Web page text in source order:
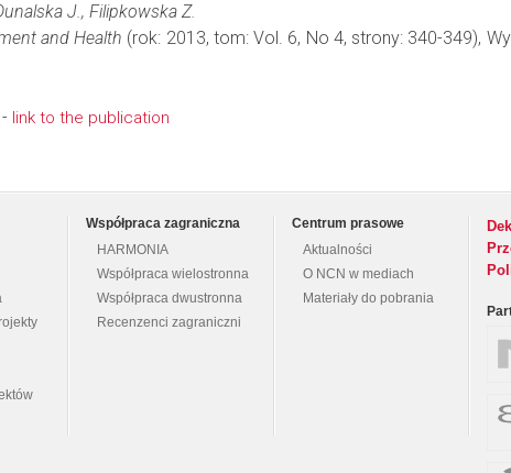
J., Filipkowska Z.
and Health (rok: 2013, tom: Vol. 6, No 4, strony: 340-349),
link to the publication
Współpraca zagraniczna
HARMONIA
Współpraca wielostronna
Współpraca dwustronna
Recenzenci zagraniczni
Centrum prasowe
Aktualności
O NCN w mediach
Materiały do pobrania